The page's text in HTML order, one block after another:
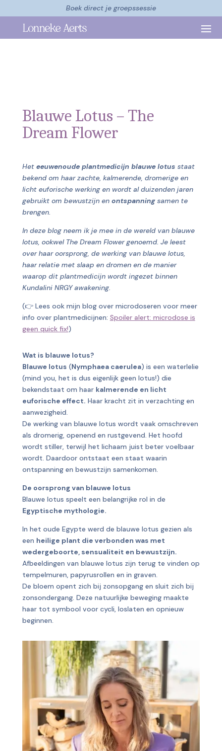
Boek direct je groepssessie
Blauwe Lotus – The
Dream Flower
Heteeuwenoude plantmedicijn blauwe lotus staat
bekend om haar zachte, kalmerende, dromerige en
licht euforische werking en wordt al duizenden jaren
gebruikt om bewustzijn en ontspanningsamen te
brengen.
In deze blog neem ik je mee in de wereld van blauwe
lotus, ookwel The Dream Flower genoemd. Je leest
over haar oorsprong, de werking van blauwe lotus,
haar relatie met slaap en dromen en de manier
waarop dit plantmedicijn wordt ingezet binnen
Kundalini NRGY awakening.
(👉 Lees ook mijn blog over microdoseren voor meer
info over plantmedicijnen: Spoiler alert: microdose is
geen quick fix!)
Wat is blauwe lotus?
Blauwe lotus (Nymphaea caerulea) is een waterlelie
(mind you, het is dus eigenlijk geen lotus!) die
bekendstaat om haar kalmerende en licht
euforische effect. Haar kracht zit in verzachting en
aanwezigheid.
De werking van blauwe lotus wordt vaak omschreven
als dromerig, openend en rustgevend. Het hoofd
wordt stiller, terwijl het lichaam juist beter voelbaar
wordt. Daardoor ontstaat een staat waarin
ontspanning en bewustzijn samenkomen.
De oorsprong van blauwe lotus
Blauwe lotus speelt een belangrijke rol in de
Egyptische mythologie.
In het oude Egypte werd de blauwe lotus gezien als
een heilige plant die verbonden was met
wedergeboorte, sensualiteit en bewustzijn.
Afbeeldingen van blauwe lotus zijn terug te vinden op
tempelmuren, papyrusrollen en in graven.
De bloem opent zich bij zonsopgang en sluit zich bij
zonsondergang. Deze natuurlijke beweging maakte
haar tot symbool voor cycli, loslaten en opnieuw
beginnen.